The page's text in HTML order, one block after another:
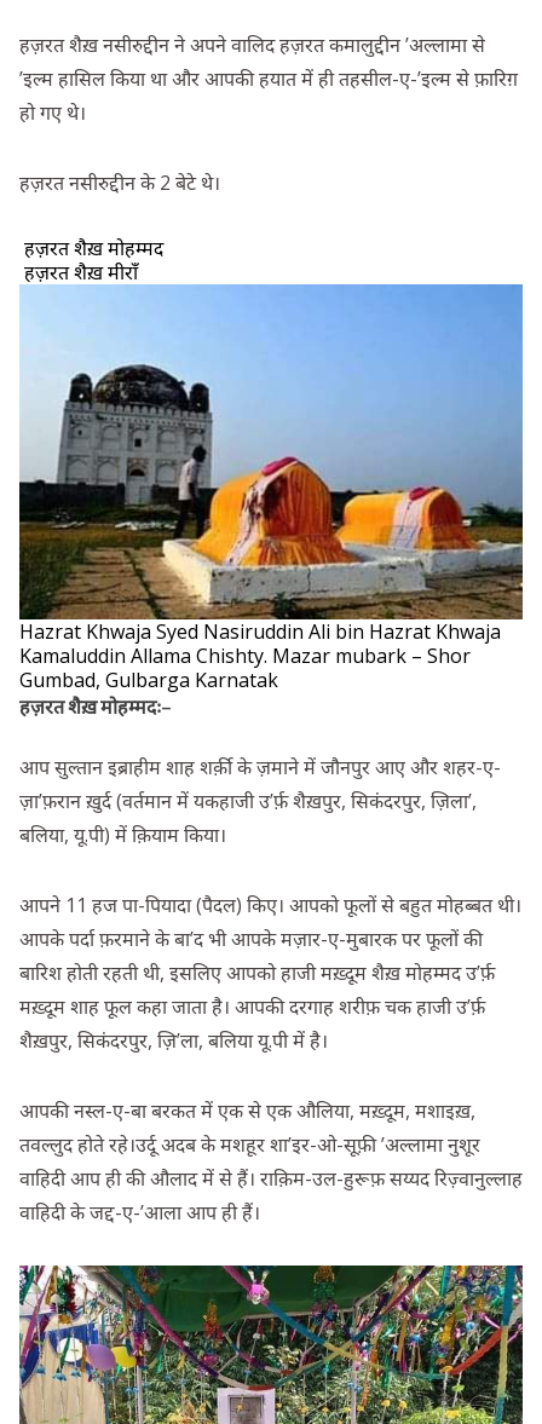
हज़रत शैख़ नसीरुद्दीन ने अपने वालिद हज़रत कमालुद्दीन ’अल्लामा से
’इल्म हासिल किया था और आपकी हयात में ही तहसील-ए-’इल्म से फ़ारिग़
हो गए थे।
हज़रत नसीरुद्दीन के 2 बेटे थे।
हज़रत शैख़ मोहम्मद
हज़रत शैख़ मीराँ
Hazrat Khwaja Syed Nasiruddin Ali bin Hazrat Khwaja
Kamaluddin Allama Chishty. Mazar mubark – Shor
Gumbad, Gulbarga Karnatak
हज़रत शैख़ मोहम्मदः–
आप सुल्तान इब्राहीम शाह शर्क़ी के ज़माने में जौनपुर आए और शहर-ए-
ज़ा’फ़रान ख़ुर्द (वर्तमान में यकहाजी उ’र्फ़ शैख़पुर, सिकंदरपुर, ज़िला’,
बलिया, यू.पी) में क़ियाम किया।
आपने 11 हज पा-पियादा (पैदल) किए। आपको फूलों से बहुत मोहब्बत थी।
आपके पर्दा फ़रमाने के बा’द भी आपके मज़ार-ए-मुबारक पर फूलों की
बारिश होती रहती थी, इसलिए आपको हाजी मख़्दूम शैख़ मोहम्मद उ’र्फ़
मख़्दूम शाह फूल कहा जाता है। आपकी दरगाह शरीफ़ चक हाजी उ’र्फ़
शैख़पुर, सिकंदरपुर, ज़ि’ला, बलिया यू.पी में है।
आपकी नस्ल-ए-बा बरकत में एक से एक औलिया, मख़्दूम, मशाइख़,
तवल्लुद होते रहे।उर्दू अदब के मशहूर शा’इर-ओ-सूफ़ी ’अल्लामा नुशूर
वाहिदी आप ही की औलाद में से हैं। राक़िम-उल-हुरूफ़ सय्यद रिज़्वानुल्लाह
वाहिदी के जद्द-ए-’आला आप ही हैं।